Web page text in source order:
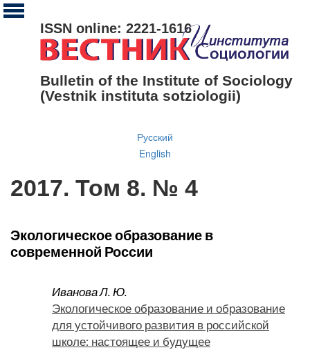
ISSN online: 2221-1616
Bulletin of the Institute of Sociology
(Vestnik instituta sotziologii)
Русский
English
2017. Том 8. № 4
Экологическое образование в
современной России
Иванова Л. Ю.
Экологическое образование и образование
для устойчивого развития в российской
школе: настоящее и будущее